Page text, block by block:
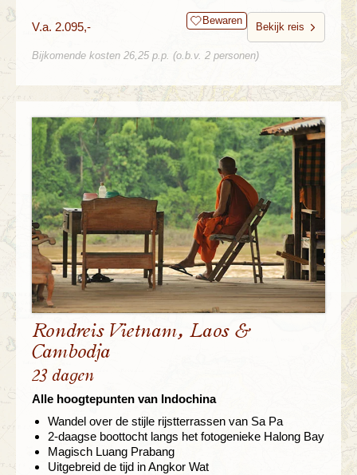
V.a. 2.095,- Bewaren
Bekijk reis
Bijkomende kosten 26,25 p.p. (o.b.v. 2 personen)
Rondreis Vietnam, Laos &
Cambodja
23 dagen
Alle hoogtepunten van Indochina
Wandel over de stijle rijstterrassen van Sa Pa
2-daagse boottocht langs het fotogenieke Halong Bay
Magisch Luang Prabang
Uitgebreid de tijd in Angkor Wat